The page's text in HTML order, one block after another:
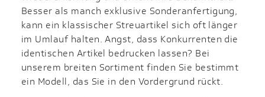
Besser als manch exklusive Sonderanfertigung,
kann ein klassischer Streuartikel sich oft länger
im Umlauf halten. Angst, dass Konkurrenten die
identischen Artikel bedrucken lassen? Bei
unserem breiten Sortiment finden Sie bestimmt
ein Modell, das Sie in den Vordergrund rückt.